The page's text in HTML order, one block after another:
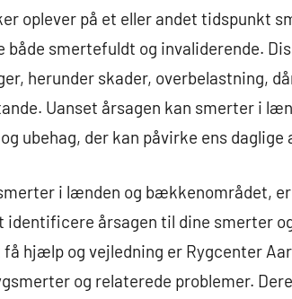
oplever på et eller andet tidspunkt
smertefuldt og invaliderende.
herunder skader, overbelastning,
Uanset årsagen kan smerter i
ubehag, der kan påvirke ens
i lænden og bækkenområdet,
identificere årsagen til dine smerter
hjælp og vejledning er Rygcenter
og relaterede problemer.